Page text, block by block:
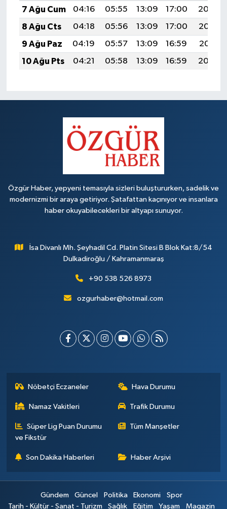
7 Ağu Cum
04:16 05:55 13:09 17:00
20:14
8 Ağu Cts
04:18 05:56 13:09 17:00
20:12
9 Ağu Paz
04:19 05:57 13:09 16:59
20:11
10 Ağu Pts
04:21 05:58 13:09 16:59 20:10
Özgür Haber, yepyeni temasıyla sizleri buluştururken, sadelik ve
modernizmi bir araya getiriyor. Şatafattan kaçınıyor ve insanlara
haber okuyabilecekleri bir altyapı sunuyor.
İsa Divanlı Mh. Şeyhadil Cd. Platin Sitesi B Blok Kat:8/54
Dulkadiroğlu / Kahramanmaraş
+90 538 526 8973
ozgurhaber@hotmail.com
Nöbetçi Eczaneler Hava Durumu
Namaz Vakitleri Trafik Durumu
Süper Lig Puan Durumu
ve Fikstür
Tüm Manşetler
Son Dakika Haberleri Haber Arşivi
Gündem Güncel Politika Ekonomi
Spor
Tarih - Kültür - Sanat - Turizm
Sağlık Eğitim Yaşam Magazin